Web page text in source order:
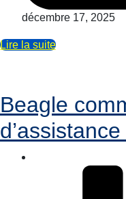
décembre 17, 2025
Lire la suite
Beagle